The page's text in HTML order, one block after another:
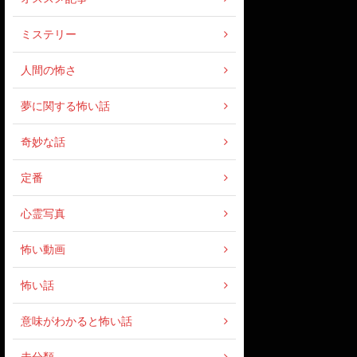
ミステリー
人間の怖さ
夢に関する怖い話
奇妙な話
定番
心霊写真
怖い動画
怖い話
意味がわかると怖い話